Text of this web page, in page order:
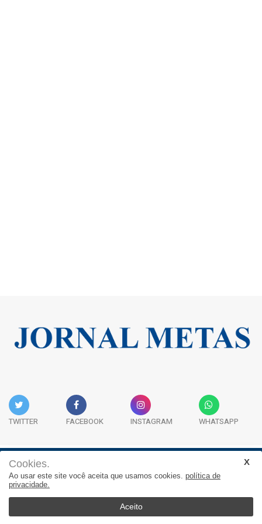
TWITTER FACEBOOK INSTAGRAM WHATSAPP
JORNAL METAS - Rua São José, 253, Sala 302, Centro
Empresarial Atitude - (47) 3332 1620
Cookies.
Ao usar este site você aceita que usamos cookies. política de
privacidade.
Aceito